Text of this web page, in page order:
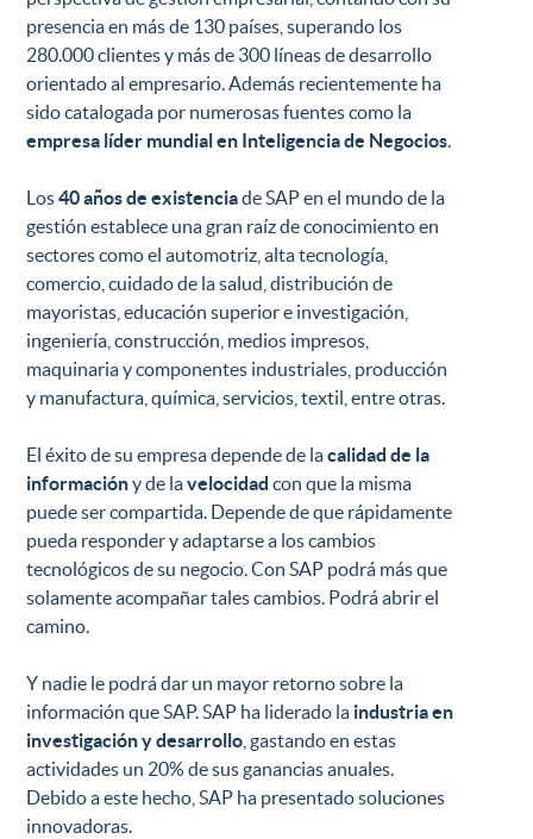
presencia en más de 130 países, superando los
280.000 clientes y más de 300 líneas de desarrollo
orientado al empresario. Además recientemente ha
sido catalogada por numerosas fuentes como la
empresa líder mundial en Inteligencia de Negocios.
Los40 años de existenciade SAP en el mundo de la
gestión establece una gran raíz de conocimiento en
sectores como el automotriz, alta tecnología,
comercio, cuidado de la salud, distribución de
mayoristas, educación superior e investigación,
ingeniería, construcción, medios impresos,
maquinaria y componentes industriales, producción
y manufactura, química, servicios, textil, entre otras.
El éxito de su empresa depende de lacalidad de la
informacióny de lavelocidad con que la misma
puede ser compartida. Depende de que rápidamente
pueda responder y adaptarse a los cambios
tecnológicos de su negocio. Con SAP podrá más que
solamente acompañar tales cambios. Podrá abrir el
camino.
Y nadie le podrá dar un mayor retorno sobre la
información que SAP. SAP ha liderado la industria en
investigación y desarrollo , gastando en estas
actividades un 20% de sus ganancias anuales.
Debido a este hecho, SAP ha presentado soluciones
innovadoras.